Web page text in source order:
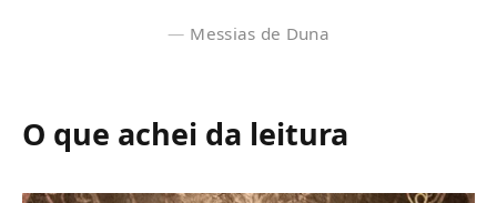
Messias de Duna
O que achei da leitura